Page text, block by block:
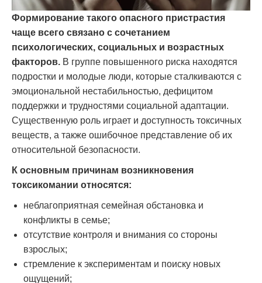
Формирование такого опасного пристрастия
чаще всего связано с сочетанием
психологических, социальных и возрастных
факторов. В группе повышенного риска находятся
подростки и молодые люди, которые сталкиваются с
эмоциональной нестабильностью, дефицитом
поддержки и трудностями социальной адаптации.
Существенную роль играет и доступность токсичных
веществ, а также ошибочное представление об их
относительной безопасности.
К основным причинам возникновения
токсикомании относятся:
неблагоприятная семейная обстановка и
конфликты в семье;
отсутствие контроля и внимания со стороны
взрослых;
стремление к экспериментам и поиску новых
ощущений;